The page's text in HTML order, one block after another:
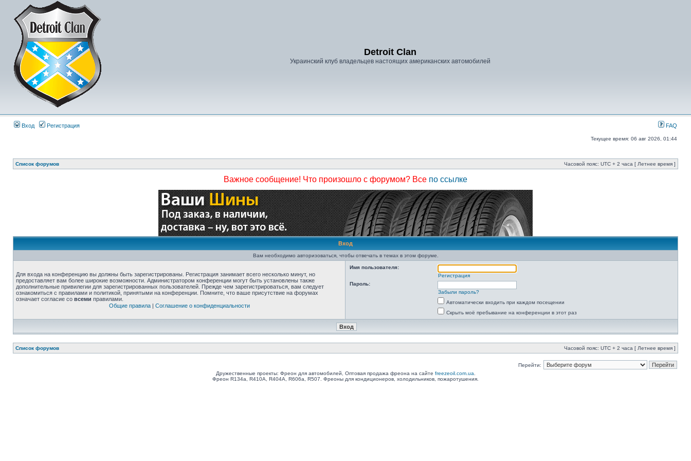
Detroit Clan
Украинский клуб владельцев настоящих американских автомобилей
Вход Регистрация FAQ
Текущее время: 06 авг 2026, 01:44
Список форумов Часовой пояс: UTC + 2 часа [ Летнее время ]
Важное сообщение! Что произошло с форумом? Все по ссылке
Вход
Вам необходимо авторизоваться, чтобы отвечать в темах в этом форуме.
Для входа на конференцию вы должны быть зарегистрированы. Регистрация занимает всего несколько минут, но
предоставляет вам более широкие возможности. Администратором конференции могут быть установлены также
дополнительные привилегии для зарегистрированных пользователей. Прежде чем зарегистрироваться, вам следует
ознакомиться с правилами и политикой, принятыми на конференции. Помните, что ваше присутствие на форумах
означает согласие со всеми правилами.
Общие правила| Соглашение о конфиденциальности
Имя пользователя:
Регистрация
Пароль:
Забыли пароль?
Автоматически входить при каждом посещении
Скрыть моё пребывание на конференции в этот раз
Список форумов Часовой пояс: UTC + 2 часа [ Летнее время ]
Перейти:
Дружественные проекты: Фреон для автомобилей, Оптовая продажа фреона на сайте freezeoil.com.ua
Фреон R134a, R410A, R404A, R606a, R507. Фреоны для кондиционеров, холодильников, пожаротушения.